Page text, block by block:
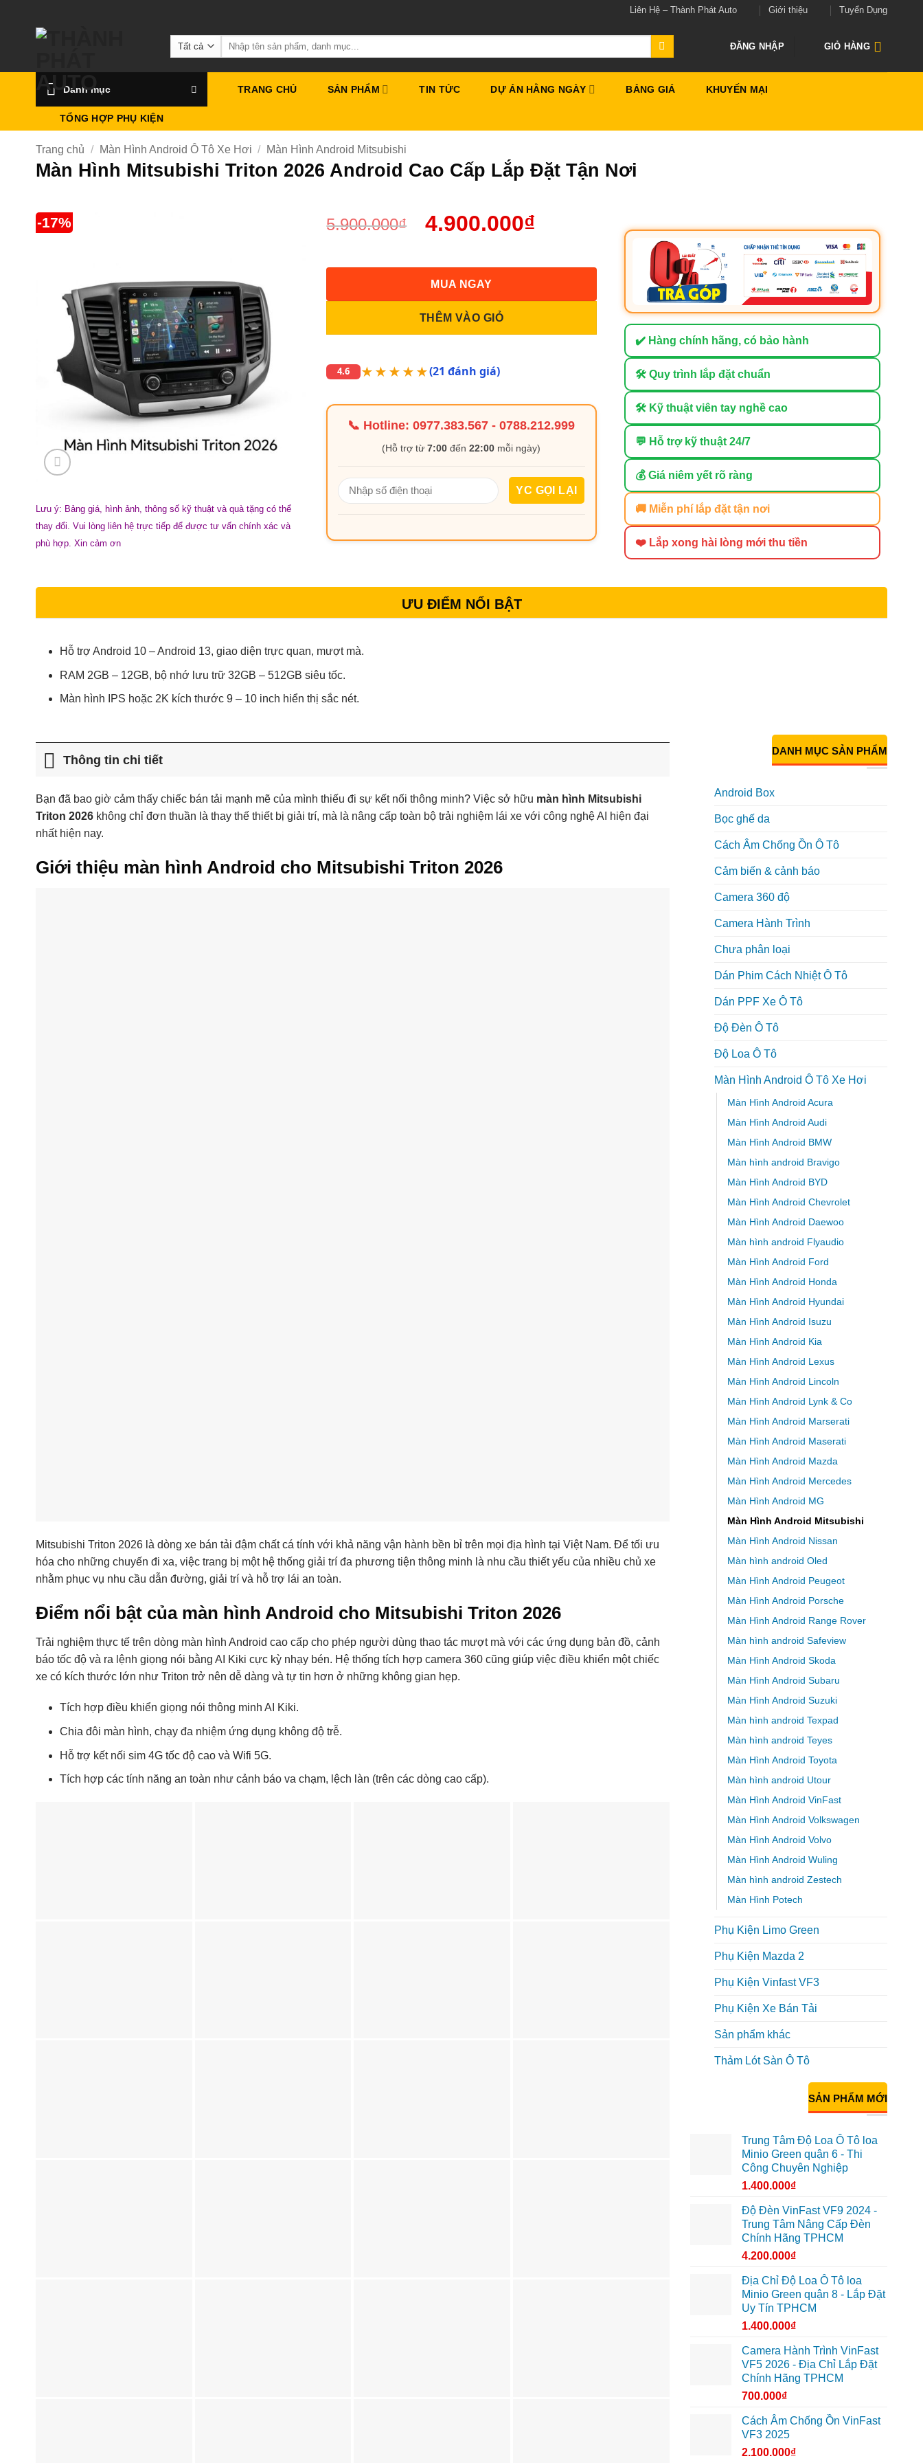
Liên Hệ – Thành Phát Auto Giới thiệu Tuyển Dụng
Tìm
kiếm:
ĐĂNG NHẬP GIỎ HÀNG
Danh mục TRANG CHỦ SẢN PHẨM TIN TỨC DỰ ÁN HẰNG NGÀY BẢNG GIÁ KHUYẾN MẠI
TỔNG HỢP PHỤ KIỆN
Trang chủ / Màn Hình Android Ô Tô Xe Hơi / Màn Hình Android Mitsubishi
Màn Hình Mitsubishi Triton 2026 Android Cao Cấp Lắp Đặt Tận Nơi
-17%
Lưu ý: Bảng giá, hình ảnh, thông số kỹ thuật và quà tặng có thể
thay đổi. Vui lòng liên hệ trực tiếp để được tư vấn chính xác và
phù hợp. Xin cảm ơn
5.900.000₫ 4.900.000₫
THÊM VÀO GIỎ
MUA NGAY
4.6 ★★★★★(21 đánh giá)
📞 Hotline:0977.383.567 -0788.212.999
(Hỗ trợ từ7:00 đến22:00 mỗi ngày)
✔️ Hàng chính hãng, có bảo hành
🛠 Quy trình lắp đặt chuẩn
🛠 Kỹ thuật viên tay nghề cao
💬 Hỗ trợ kỹ thuật 24/7
💰 Giá niêm yết rõ ràng
🚚 Miễn phí lắp đặt tận nơi
❤️ Lắp xong hài lòng mới thu tiền
ƯU ĐIỂM NỔI BẬT
Hỗ trợ Android 10 – Android 13, giao diện trực quan, mượt mà.
RAM 2GB – 12GB, bộ nhớ lưu trữ 32GB – 512GB siêu tốc.
Màn hình IPS hoặc 2K kích thước 9 – 10 inch hiển thị sắc nét.
Thông tin chi tiết
Bạn đã bao giờ cảm thấy chiếc bán tải mạnh mẽ của mình thiếu đi sự kết nối thông minh? Việc sở hữu màn hình Mitsubishi
Triton 2026 không chỉ đơn thuần là thay thế thiết bị giải trí, mà là nâng cấp toàn bộ trải nghiệm lái xe với công nghệ AI hiện đại
nhất hiện nay.
Giới thiệu màn hình Android cho Mitsubishi Triton 2026
Mitsubishi Triton 2026 là dòng xe bán tải đậm chất cá tính với khả năng vận hành bền bỉ trên mọi địa hình tại Việt Nam. Để tối ưu
hóa cho những chuyến đi xa, việc trang bị một hệ thống giải trí đa phương tiện thông minh là nhu cầu thiết yếu của nhiều chủ xe
nhằm phục vụ nhu cầu dẫn đường, giải trí và hỗ trợ lái an toàn.
Điểm nổi bật của màn hình Android cho Mitsubishi Triton 2026
Trải nghiệm thực tế trên dòng màn hình Android cao cấp cho phép người dùng thao tác mượt mà với các ứng dụng bản đồ, cảnh
báo tốc độ và ra lệnh giọng nói bằng AI Kiki cực kỳ nhạy bén. Hệ thống tích hợp camera 360 cũng giúp việc điều khiển một chiếc
xe có kích thước lớn như Triton trở nên dễ dàng và tự tin hơn ở những không gian hẹp.
Tích hợp điều khiển giọng nói thông minh AI Kiki.
Chia đôi màn hình, chạy đa nhiệm ứng dụng không độ trễ.
Hỗ trợ kết nối sim 4G tốc độ cao và Wifi 5G.
Tích hợp các tính năng an toàn như cảnh báo va chạm, lệch làn (trên các dòng cao cấp).
DANH MỤC SẢN PHẨM
Android Box
Bọc ghế da
Cách Âm Chống Ồn Ô Tô
Cảm biến & cảnh báo
Camera 360 độ
Camera Hành Trình
Chưa phân loại
Dán Phim Cách Nhiệt Ô Tô
Dán PPF Xe Ô Tô
Độ Đèn Ô Tô
Độ Loa Ô Tô
Màn Hình Android Ô Tô Xe Hơi
Màn Hình Android Acura
Màn Hình Android Audi
Màn Hình Android BMW
Màn hình android Bravigo
Màn Hình Android BYD
Màn Hình Android Chevrolet
Màn Hình Android Daewoo
Màn hình android Flyaudio
Màn Hình Android Ford
Màn Hình Android Honda
Màn Hình Android Hyundai
Màn Hình Android Isuzu
Màn Hình Android Kia
Màn Hình Android Lexus
Màn Hình Android Lincoln
Màn Hình Android Lynk & Co
Màn Hình Android Marserati
Màn Hình Android Maserati
Màn Hình Android Mazda
Màn Hình Android Mercedes
Màn Hình Android MG
Màn Hình Android Mitsubishi
Màn Hình Android Nissan
Màn hình android Oled
Màn Hình Android Peugeot
Màn Hình Android Porsche
Màn Hình Android Range Rover
Màn hình android Safeview
Màn Hình Android Skoda
Màn Hình Android Subaru
Màn Hình Android Suzuki
Màn hình android Texpad
Màn hình android Teyes
Màn Hình Android Toyota
Màn hình android Utour
Màn Hình Android VinFast
Màn Hình Android Volkswagen
Màn Hình Android Volvo
Màn Hình Android Wuling
Màn hình android Zestech
Màn Hình Potech
Phụ Kiện Limo Green
Phụ Kiện Mazda 2
Phụ Kiện Vinfast VF3
Phụ Kiện Xe Bán Tải
Sản phẩm khác
Thảm Lót Sàn Ô Tô
SẢN PHẨM MỚI
Trung Tâm Độ Loa Ô Tô loa
Minio Green quận 6 - Thi
Công Chuyên Nghiệp
1.400.000₫
Độ Đèn VinFast VF9 2024 -
Trung Tâm Nâng Cấp Đèn
Chính Hãng TPHCM
4.200.000₫
Địa Chỉ Độ Loa Ô Tô loa
Minio Green quận 8 - Lắp Đặt
Uy Tín TPHCM
1.400.000₫
Camera Hành Trình VinFast
VF5 2026 - Địa Chỉ Lắp Đặt
Chính Hãng TPHCM
700.000₫
Cách Âm Chống Ồn VinFast
VF3 2025
2.100.000₫